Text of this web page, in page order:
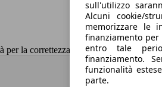
per la correttezza dei dati.
sull'utilizzo
Alcuni cookie/
memorizzare le
finanziamento
entro tale
finanziamento.
funzionalità
parte.